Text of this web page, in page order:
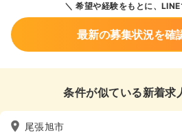
希望や経験をもとに、
最新の募集状況を確
条件が似ている新着求
尾張旭市